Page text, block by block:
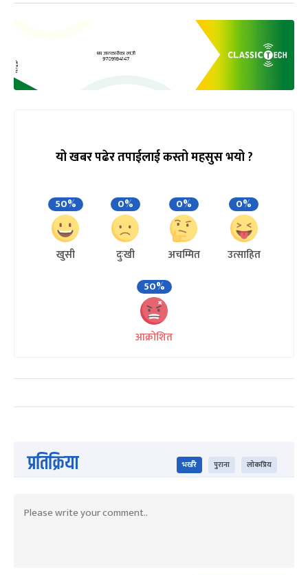
यो खबर पढेर तपाईलाई कस्तो महसुस भयो ?
50%
खुसी
0%
दुःखी
0%
अचम्मित
0%
उत्साहित
50%
आक्रोशित
प्रतिक्रिया भर्खरै पुराना लोकप्रिय